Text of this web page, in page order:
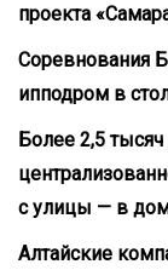
проекта
Соревнования
ипподром в
Более 2,5
с улицы — в
Алтайские